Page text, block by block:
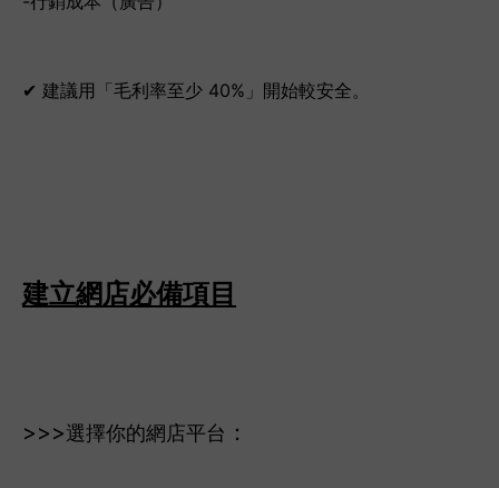
✔ 建議用「毛利率至少 40%」開始較安全。
建立網店必備項目
>>>選擇你的網店平台 ：